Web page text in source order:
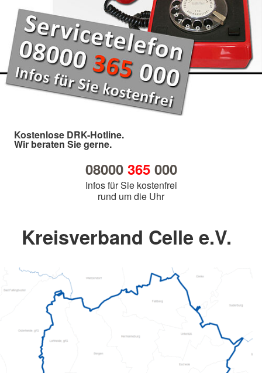
Kostenlose DRK-Hotline.
Wir beraten Sie gerne.
08000 365000
Infos für Sie kostenfrei
rund um die Uhr
Kreisverband Celle e.V.